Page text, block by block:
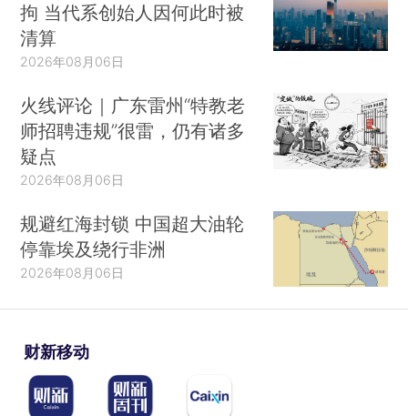
拘 当代系创始人因何此时被
清算
2026年08月06日
火线评论｜广东雷州“特教老
师招聘违规”很雷，仍有诸多
疑点
2026年08月06日
规避红海封锁 中国超大油轮
停靠埃及绕行非洲
2026年08月06日
财新移动